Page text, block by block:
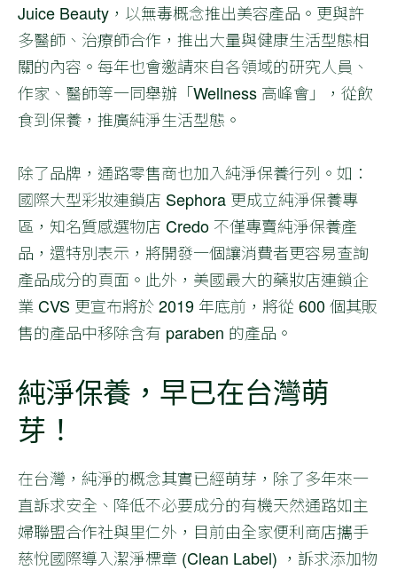
Juice Beauty，以無毒概念推出美容產品。更與許
多醫師、治療師合作，推出大量與健康生活型態相
關的內容。每年也會邀請來自各領域的研究人員、
作家、醫師等一同舉辦「Wellness 高峰會」，從飲
食到保養，推廣純淨生活型態。
除了品牌，通路零售商也加入純淨保養行列。如：
國際大型彩妝連鎖店 Sephora 更成立純淨保養專
區，知名質感選物店 Credo 不僅專賣純淨保養產
品，還特別表示，將開發一個讓消費者更容易查詢
產品成分的頁面。此外，美國最大的藥妝店連鎖企
業 CVS 更宣布將於 2019 年底前，將從 600 個其販
售的產品中移除含有 paraben 的產品。
純淨保養，早已在台灣萌
芽！
在台灣，純淨的概念其實已經萌芽，除了多年來一
直訴求安全、降低不必要成分的有機天然通路如主
婦聯盟合作社與里仁外，目前由全家便利商店攜手
慈悅國際導入潔淨標章 (Clean Label) ，訴求添加物